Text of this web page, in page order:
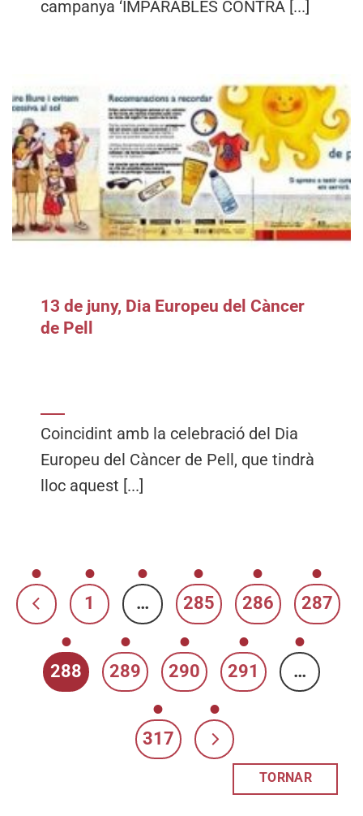
campanya ‘IMPARABLES CONTRA [...]
13 de juny, Dia Europeu del Càncer
de Pell
Coincidint amb la celebració del Dia
Europeu del Càncer de Pell, que tindrà
lloc aquest [...]
1 … 285 286 287
288 289 290 291 …
317
TORNAR